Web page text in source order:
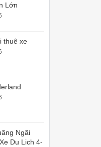
Lớn
thuê xe
Ngãi
Du Lich 4-